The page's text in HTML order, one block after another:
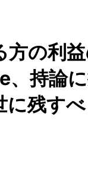
方の利
、持論
に残すべ